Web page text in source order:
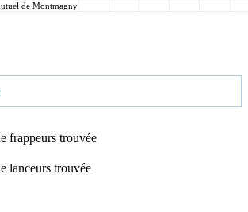
de Montmagny
frappeurs trouvée
lanceurs trouvée